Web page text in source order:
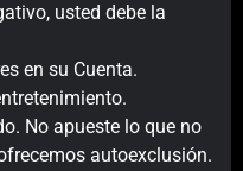
usted debe la
en su Cuenta.
No apueste lo que no
autoexclusión.